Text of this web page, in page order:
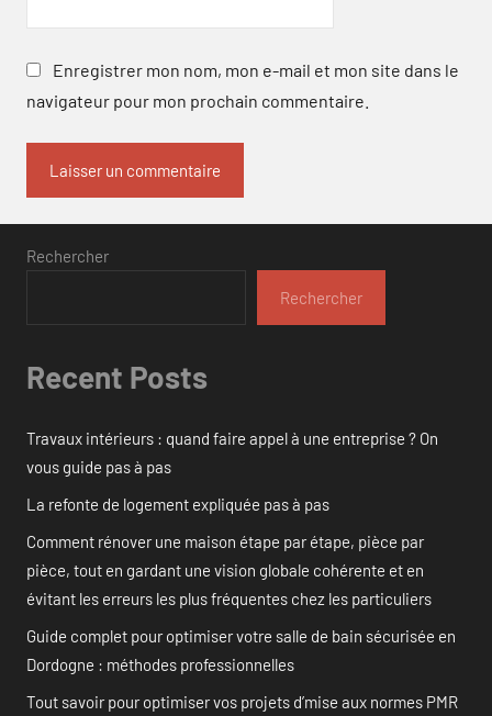
Enregistrer mon nom, mon e-mail et mon site dans le
navigateur pour mon prochain commentaire.
Rechercher
Rechercher
Recent Posts
Travaux intérieurs : quand faire appel à une entreprise ? On
vous guide pas à pas
La refonte de logement expliquée pas à pas
Comment rénover une maison étape par étape, pièce par
pièce, tout en gardant une vision globale cohérente et en
évitant les erreurs les plus fréquentes chez les particuliers
Guide complet pour optimiser votre salle de bain sécurisée en
Dordogne : méthodes professionnelles
Tout savoir pour optimiser vos projets d’mise aux normes PMR